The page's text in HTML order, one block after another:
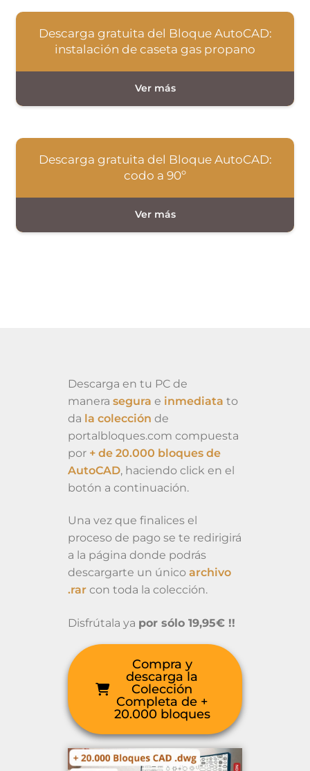
Descarga gratuita del Bloque AutoCAD:
instalación de caseta gas propano
Descarga gratuita del Bloque AutoCAD:
codo a 90º
Descarga en tu PC de
manera segura e inmediata to
da la colección de
portalbloques.com compuesta
por + de 20.000 bloques de
AutoCAD, haciendo click en el
botón a continuación.
Una vez que finalices el
proceso de pago se te redirigirá
a la página donde podrás
descargarte un único archivo
.rar con toda la colección.
Disfrútala ya por sólo 19,95€ !!
Compra y
descarga la
Colección
Completa de +
20.000 bloques